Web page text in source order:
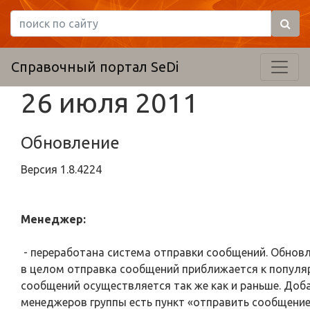
Справочный портал SeDi
26 июля 2011
Обновление
Версия 1.8.4224
Менеджер:
- переработана система отправки сообщений.
в целом отправка сообщений приближается к
сообщений осуществляется так же как и раньше.
менеджеров группы есть пункт «отправить